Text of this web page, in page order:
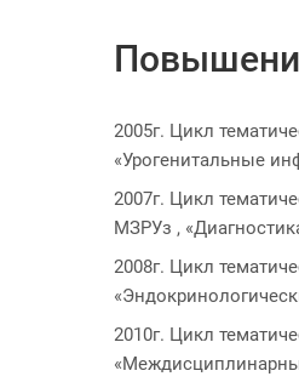
2005г. Цикл
«Урогенитальные
2007г. Цикл
МЗРУз ,
2008г. Цикл
2010г. Цикл